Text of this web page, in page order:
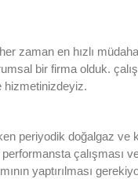
zaman en hızlı
bir firma olduk.
hizmetinizdeyiz.
periyodik doğalgaz ve
çalışması
yaptırılması